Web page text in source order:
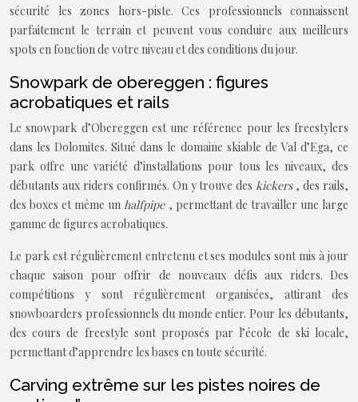
sécurité les zones hors-piste. Ces professionnels connaissent
parfaitement le terrain et peuvent vous conduire aux meilleurs
spots en fonction de votre niveau et des conditions du jour.
Snowpark de obereggen : figures
acrobatiques et rails
Le snowpark d’Obereggen est une référence pour les freestylers
dans les Dolomites. Situé dans le domaine skiable de Val d’Ega, ce
park offre une variété d’installations pour tous les niveaux, des
débutants aux riders confirmés. On y trouve deskickers , des rails,
des boxes et même unhalfpipe , permettant de travailler une large
gamme de figures acrobatiques.
Le park est régulièrement entretenu et ses modules sont mis à jour
chaque saison pour offrir de nouveaux défis aux riders. Des
compétitions y sont régulièrement organisées, attirant des
snowboarders professionnels du monde entier. Pour les débutants,
des cours de freestyle sont proposés par l’école de ski locale,
permettant d’apprendre les bases en toute sécurité.
Carving extrême sur les pistes noires de